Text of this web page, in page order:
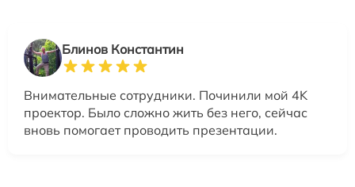
Блинов Константин
Внимательные сотрудники. Починили мой 4K
проектор. Было сложно жить без него, сейчас
вновь помогает проводить презентации.